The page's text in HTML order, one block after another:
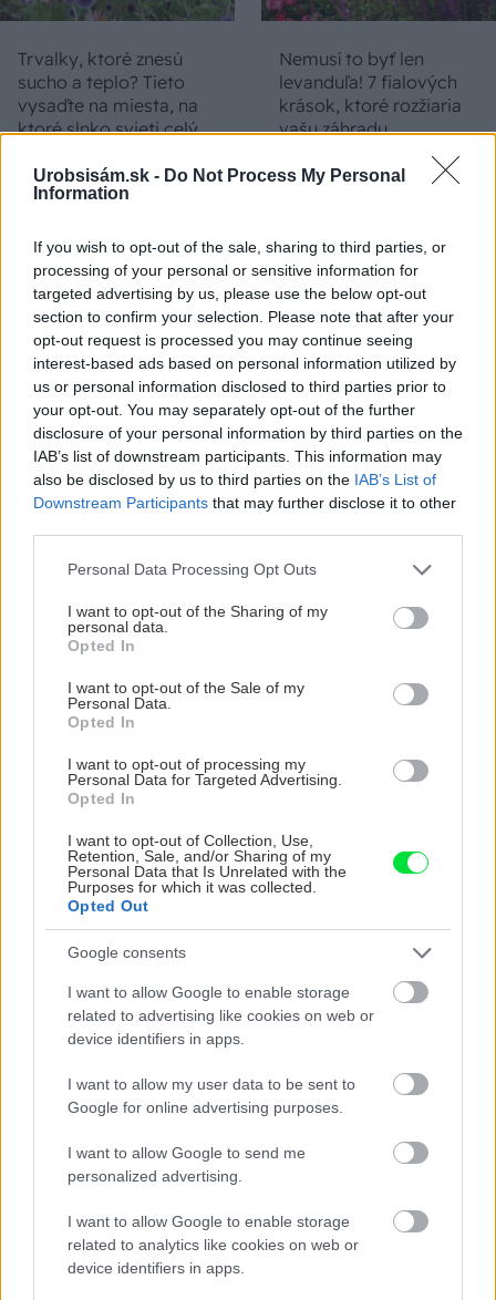
Urobsisám.sk - Do Not Process My Personal
Information
If you wish to opt-out of the sale, sharing to third parties, or
processing of your personal or sensitive information for
targeted advertising by us, please use the below opt-out
section to confirm your selection. Please note that after your
opt-out request is processed you may continue seeing
interest-based ads based on personal information utilized by
us or personal information disclosed to third parties prior to
your opt-out. You may separately opt-out of the further
disclosure of your personal information by third parties on the
IAB’s list of downstream participants. This information may
also be disclosed by us to third parties on the IAB’s List of
Downstream Participants that may further disclose it to other
Please note that this website/app uses one or more Google
not limited to your visit or usage behaviour. You may click to
grant or deny consent to Google and its third-party tags to
use your data for below specified purposes in below Google
consent section.
Personal Data Processing Opt Outs
I want to opt-out of the Sharing of my
personal data.
Opted In
I want to opt-out of the Sale of my
Personal Data.
Opted In
I want to opt-out of processing my
Personal Data for Targeted Advertising.
Opted In
I want to opt-out of Collection, Use,
Retention, Sale, and/or Sharing of my
Personal Data that Is Unrelated with the
Purposes for which it was collected.
Opted Out
Google consents
I want to allow Google to enable storage
related to advertising like cookies on web or
device identifiers in apps.
I want to allow my user data to be sent to
Google for online advertising purposes.
I want to allow Google to send me
personalized advertising.
I want to allow Google to enable storage
related to analytics like cookies on web or
device identifiers in apps.
Trvalky, ktoré znesú
sucho a teplo? Tieto
vysaďte na miesta, na
ktoré slnko svieti celý
Nemusí to byť len
levanduľa! 7 fialových
krások, ktoré rozžiaria
vašu záhradu
Môže aspirín zachrániť
ochabnuté izbové
rastliny? Pravda vás
možno prekvapí
Júlový reštart uhoriek
nakladačiek: Ako ich
podporiť k druhej vlne
kvitnutia?
CHALUPA
Na Morave prerobila
starú chalupu na
nepoznanie: Keď
vojdete dnu, zabudnete,
že nie ste v Toskánsku
S motorovou pílou sa
Slovák sa nebál a v
Čičmanoch si postavil
montovaný domček v
Temné stránky chalúp:
10 najčastejších
vás môžu nepríjemne
prekvapiť
Žena, búracie kladivo a
vôňa dreva: Takáto
1654 sa nevidí každý
deň!